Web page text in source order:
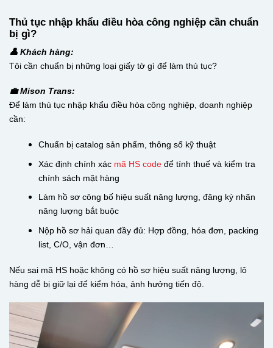
Thủ tục nhập khẩu điều hòa công nghiệp cần chuẩn
bị gì?
👤 Khách hàng:
Tôi cần chuẩn bị những loại giấy tờ gì để làm thủ tục?
💼 Mison Trans:
Để làm thủ tục nhập khẩu điều hòa công nghiệp, doanh nghiệp
cần:
Chuẩn bị catalog sản phẩm, thông số kỹ thuật
Xác định chính xác mã HS codeđể tính thuế và kiểm tra
chính sách mặt hàng
Làm hồ sơ công bố hiệu suất năng lượng, đăng ký nhãn
năng lượng bắt buộc
Nộp hồ sơ hải quan đầy đủ: Hợp đồng, hóa đơn, packing
list, C/O, vận đơn…
Nếu sai mã HS hoặc không có hồ sơ hiệu suất năng lượng, lô
hàng dễ bị giữ lại để kiểm hóa, ảnh hưởng tiến độ.